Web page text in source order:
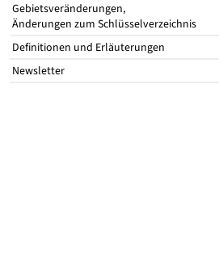
Gebietsveränderungen,
Änderungen zum Schlüsselverzeichnis
Definitionen und Erläuterungen
Newsletter